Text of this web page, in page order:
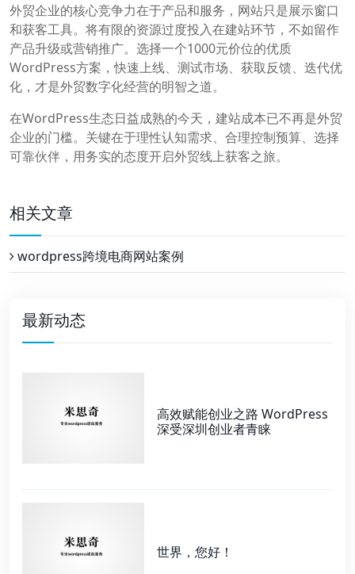
外贸企业的核心竞争力在于产品和服务，网站只是展示窗口
和获客工具。将有限的资源过度投入在建站环节，不如留作
产品升级或营销推广。选择一个1000元价位的优质
WordPress方案，快速上线、测试市场、获取反馈、迭代优
化，才是外贸数字化经营的明智之道。
在WordPress生态日益成熟的今天，建站成本已不再是外贸
企业的门槛。关键在于理性认知需求、合理控制预算、选择
可靠伙伴，用务实的态度开启外贸线上获客之旅。
相关文章
wordpress跨境电商网站案例
最新动态
高效赋能创业之路 WordPress
深受深圳创业者青睐
世界，您好！